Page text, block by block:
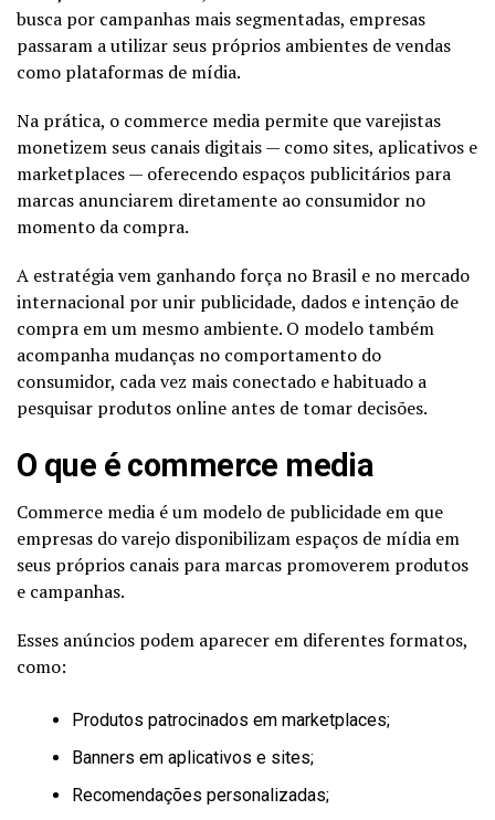
busca por campanhas mais segmentadas, empresas
passaram a utilizar seus próprios ambientes de vendas
como plataformas de mídia.
Na prática, o commerce media permite quevarejistas
monetizem seus canais digitais — como sites, aplicativos e
marketplaces — oferecendo espaços publicitários para
marcas anunciarem diretamente ao consumidor no
momento da compra.
A estratégia vem ganhando força no Brasil e no mercado
internacional por unir publicidade, dados e intenção de
compra em um mesmo ambiente. O modelo também
acompanha mudanças no comportamento do
consumidor, cada vez mais conectado e habituado a
pesquisar produtos online antes de tomar decisões.
O que é commerce media
Commerce media é um modelo de publicidade em que
empresas do varejo disponibilizam espaços de mídia em
seus próprios canais para marcas promoverem produtos
e campanhas.
Esses anúncios podem aparecer em diferentes formatos,
como:
Produtos patrocinados em marketplaces;
Banners em aplicativos e sites;
Recomendações personalizadas;